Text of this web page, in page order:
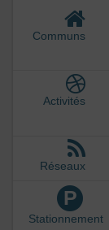
Communs
Activités
Réseaux
P
Stationnement